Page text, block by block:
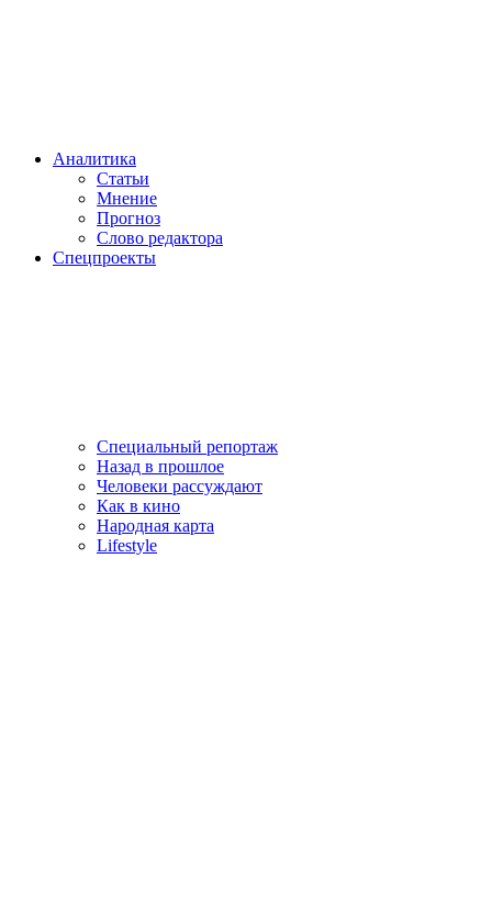
Аналитика
Статьи
Мнение
Прогноз
Cлово редактора
Спецпроекты
Специальный репортаж
Назад в прошлое
Человеки рассуждают
Как в кино
Народная карта
Lifestyle